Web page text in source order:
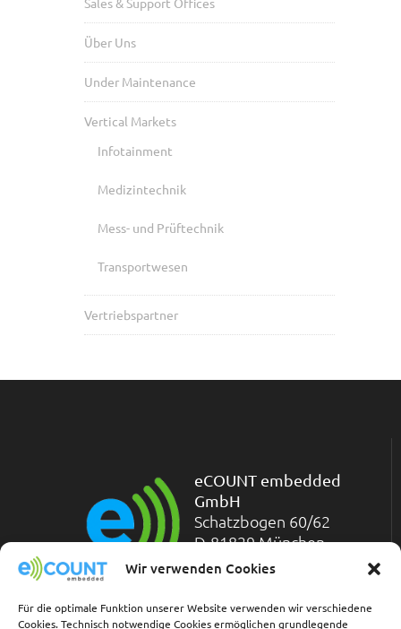
Wir verwenden Cookies
Für die optimale Funktion unserer Website verwenden wir verschiedene
Cookies. Technisch notwendige Cookies ermöglichen grundlegende
Über Uns
Under Maintenance
Vertical Markets
Infotainment
Medizintechnik
Mess- und Prüftechnik
Transportwesen
Vertriebspartner
eCOUNT embedded
GmbH
Schatzbogen 60/62
D-81829 München
Telefon: +49-(0)89-
Telefax: +49-(0)89-45 45 71-211